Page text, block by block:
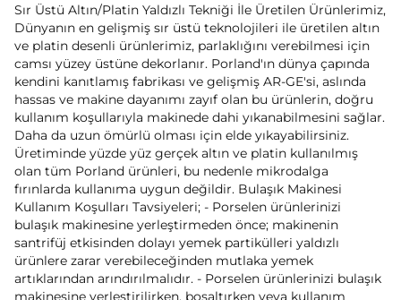
Sır Üstü Altın/Platin Yaldızlı Tekniği İle Üretilen Ürünlerimiz,
Dünyanın en gelişmiş sır üstü teknolojileri ile üretilen altın
ve platin desenli ürünlerimiz, parlaklığını verebilmesi için
camsı yüzey üstüne dekorlanır. Porland'ın dünya çapında
kendini kanıtlamış fabrikası ve gelişmiş AR-GE'si, aslında
hassas ve makine dayanımı zayıf olan bu ürünlerin, doğru
kullanım koşullarıyla makinede dahi yıkanabilmesini sağlar.
Daha da uzun ömürlü olması için elde yıkayabilirsiniz.
Üretiminde yüzde yüz gerçek altın ve platin kullanılmış
olan tüm Porland ürünleri, bu nedenle mikrodalga
fırınlarda kullanıma uygun değildir. Bulaşık Makinesi
Kullanım Koşulları Tavsiyeleri; - Porselen ürünlerinizi
bulaşık makinesine yerleştirmeden önce; makinenin
santrifüj etkisinden dolayı yemek partikülleri yaldızlı
ürünlere zarar verebileceğinden mutlaka yemek
artıklarından arındırılmalıdır. - Porselen ürünlerinizi bulaşık
makinesine yerleştirilirken, boşaltırken veya kullanım